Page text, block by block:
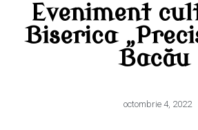
Eveniment
Biserica
Bacău
octombrie 4, 2022